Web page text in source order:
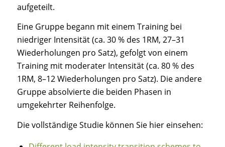
aufgeteilt.
Eine Gruppe begann mit einem Training bei
niedriger Intensität (ca. 30 % des 1RM, 27–31
Wiederholungen pro Satz), gefolgt von einem
Training mit moderater Intensität (ca. 80 % des
1RM, 8–12 Wiederholungen pro Satz). Die andere
Gruppe absolvierte die beiden Phasen in
umgekehrter Reihenfolge.
Die vollständige Studie können Sie hier einsehen: